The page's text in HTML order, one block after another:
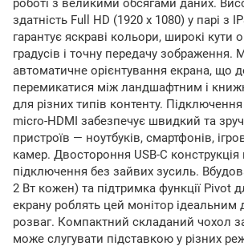
роботі з великими обсягами даних.
здатність Full HD (1920 x 1080) у парі з
гарантує яскраві кольори, широкі кути
градусів і точну передачу зображення.
автоматичне орієнтування екрана, що
перемикатися між ландшафтним і
для різних типів контенту.
micro-HDMI забезпечує швидкий та
пристроїв — ноутбуків, смартфонів,
камер. Двостороння USB-C
підключення без зайвих зусиль.
2 Вт кожен) та підтримка функції Pivot
екрану роблять цей монітор ідеальним
розваг. Компактний складаний чохол
може слугувати підставкою у різних